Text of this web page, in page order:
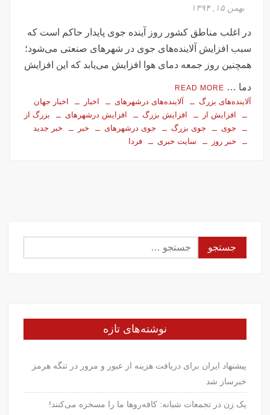
اولین جلسه امنیتی ایران و امارات پس از جنگ؟!
جاسوسی اسرائیل از مقامات آمریکا در خصوص ایران
این سه نفر بد اخلاق‌ترین ایرانی‌های ۲۴ ساعت اخیر هستند
آیت‌الله دژکام: قرآن و عترت کلید هویت و حل مشکلات فرهنگی
جامعه‌اند
بهمن ۱۵, ۱۳۹۴
در اغلب مناطق کشور روز آینده جوی پایدار حاکم است که
سبب افزایش آلاینده‌های جوی در شهرهای صنعتی می‌شود؛
همچنین روز جمعه دمای هوا افزایش می‌یابد که این افزایش
دما … READ MORE
آلاینده‌های بزرگ آلاینده‌های درشهرهای اخبار
اخبار جهان
افزایش از
افزایش بزرگ افزایش درشهرهای
بزرگ از
جوی
جوی بزرگ جوی درشهرهای خبر
خبر جدید
خبر روز
سایت خبری فردا
جستجو
برای:
نوشته‌های تازه
پیشنهاد ایران برای دریافت هزینه از عبور و مرور در تنگه هرمز
خبرساز شد
یک زن در تجمعات شبانه: کافه‌روها ما را مسخره می‌کنند!